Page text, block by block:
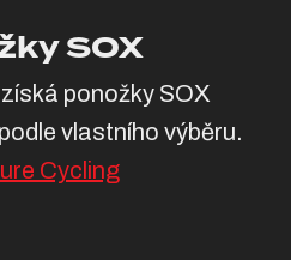
SOX
ponožky SOX
podle vlastního výběru.
Cycling